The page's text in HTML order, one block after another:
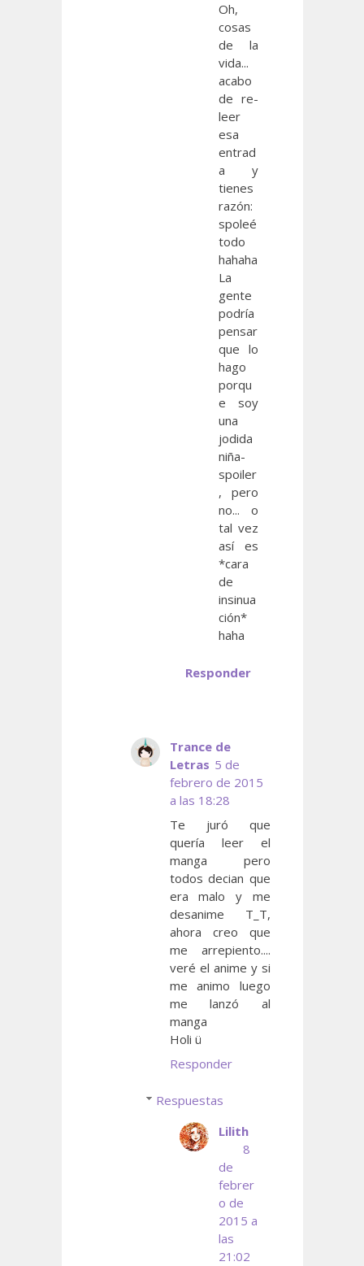
Oh,
cosas
de la
vida...
acabo
de re-
leer
esa
entrad
a y
tienes
razón:
spoleé
todo
hahaha
La
gente
podría
pensar
que lo
hago
porqu
e soy
una
jodida
niña-
spoiler
, pero
no... o
tal vez
así es
*cara
de
insinua
ción*
haha
Responder
Trance de
Letras 5 de
febrero de 2015
a las 18:28
Te juró que
quería leer el
manga pero
todos decian que
era malo y me
desanime T_T,
ahora creo que
me arrepiento....
veré el anime y si
me animo luego
me lanzó al
manga
Holi ü
Responder
Respuestas
Lilith
8
de
febrer
o de
2015 a
las
21:02